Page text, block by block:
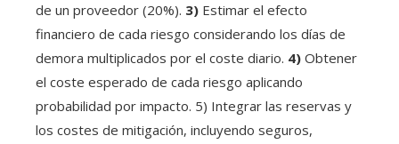
de un proveedor (20%). 3) Estimar el efecto
financiero de cada riesgo considerando los días de
demora multiplicados por el coste diario. 4) Obtener
el coste esperado de cada riesgo aplicando
probabilidad por impacto. 5) Integrar las reservas y
los costes de mitigación, incluyendo seguros,